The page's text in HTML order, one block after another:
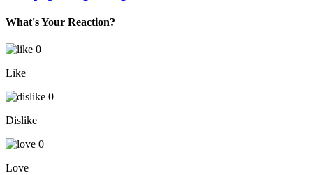
What's Your Reaction?
0
Like
0
Dislike
0
Love